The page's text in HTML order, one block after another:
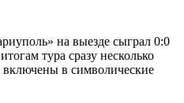
на выезде сыграл 0:0
тура сразу несколько
в символические